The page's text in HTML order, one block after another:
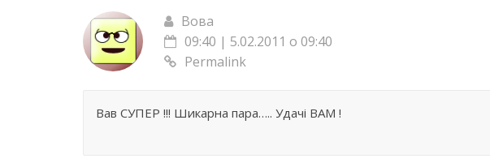
Вова
09:40 | 5.02.2011 о 09:40
Permalink
Вав СУПЕР !!! Шикарна пара….. Удачі ВАМ !